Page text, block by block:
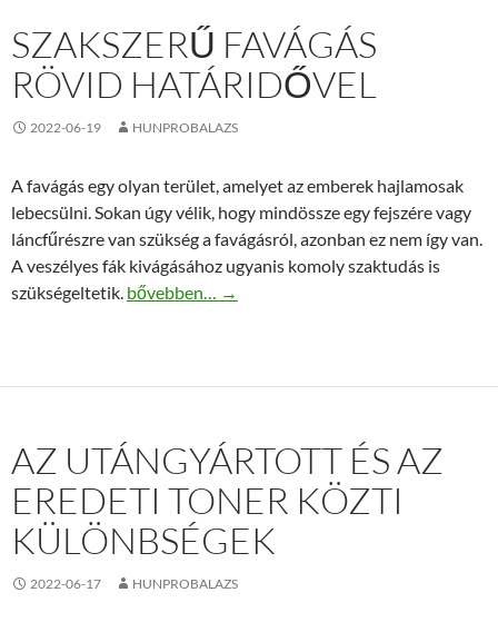
SZAKSZERŰ FAVÁGÁS
RÖVID HATÁRIDŐVEL
2022-06-19 HUNPROBALAZS
A favágás egy olyan terület, amelyet az emberek hajlamosak
lebecsülni. Sokan úgy vélik, hogy mindössze egy fejszére vagy
láncfűrészre van szükség a favágásról, azonban ez nem így van.
A veszélyes fák kivágásához ugyanis komoly szaktudás is
szükségeltetik. Szakszerű favágás rövid határidővel
bővebben… →
AZ UTÁNGYÁRTOTT ÉS AZ
EREDETI TONER KÖZTI
KÜLÖNBSÉGEK
2022-06-17 HUNPROBALAZS